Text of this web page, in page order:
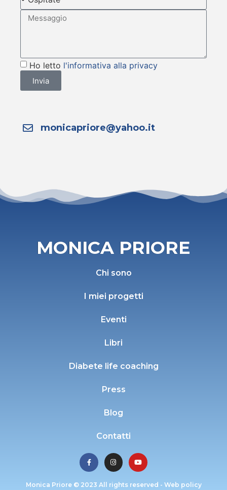
Ho letto l'informativa alla privacy
Invia
monicapriore@yahoo.it
MONICA PRIORE
Chi sono
I miei progetti
Eventi
Libri
Diabete life coaching
Press
Blog
Contatti
Monica Priore © 2023 All rights reserved - Web policy